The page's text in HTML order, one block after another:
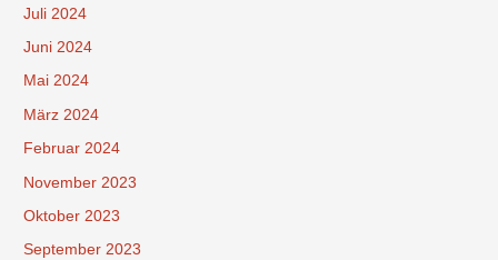
Juli 2024
Juni 2024
Mai 2024
März 2024
Februar 2024
November 2023
Oktober 2023
September 2023